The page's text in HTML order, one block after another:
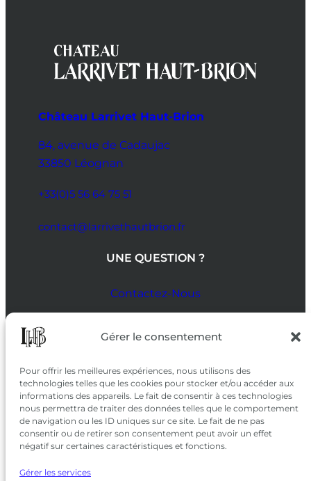
Gérer le consentement
Pour offrir les meilleures expériences, nous utilisons des
technologies telles que les cookies pour stocker et/ou accéder aux
informations des appareils. Le fait de consentir à ces technologies
nous permettra de traiter des données telles que le comportement
de navigation ou les ID uniques sur ce site. Le fait de ne pas
consentir ou de retirer son consentement peut avoir un effet
négatif sur certaines caractéristiques et fonctions.
Gérer les services
Château Larrivet Haut-Brion
84, avenue de Cadaujac
33850 Léognan
+33(0)5 56 64 75 51
contact@larrivethautbrion.fr
UNE QUESTION ?
Contactez-Nous
SUIVEZ-NOUS
SUR LES RÉSEAUX